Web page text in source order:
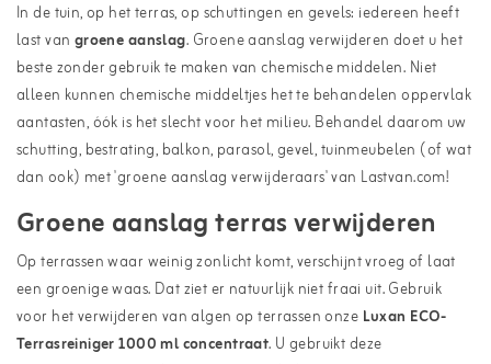
In de tuin, op het terras, op schuttingen en gevels: iedereen heeft
last van groene aanslag. Groene aanslag verwijderen doet u het
beste zonder gebruik te maken van chemische middelen. Niet
alleen kunnen chemische middeltjes het te behandelen oppervlak
aantasten, óók is het slecht voor het milieu. Behandel daarom uw
schutting, bestrating, balkon, parasol, gevel, tuinmeubelen (of wat
dan ook) met 'groene aanslag verwijderaars' van Lastvan.com!
Groene aanslag terras verwijderen
Op terrassen waar weinig zonlicht komt, verschijnt vroeg of laat
een groenige waas. Dat ziet er natuurlijk niet fraai uit. Gebruik
voor het verwijderen van algen op terrassen onze Luxan ECO-
Terrasreiniger 1000 ml concentraat. U gebruikt deze